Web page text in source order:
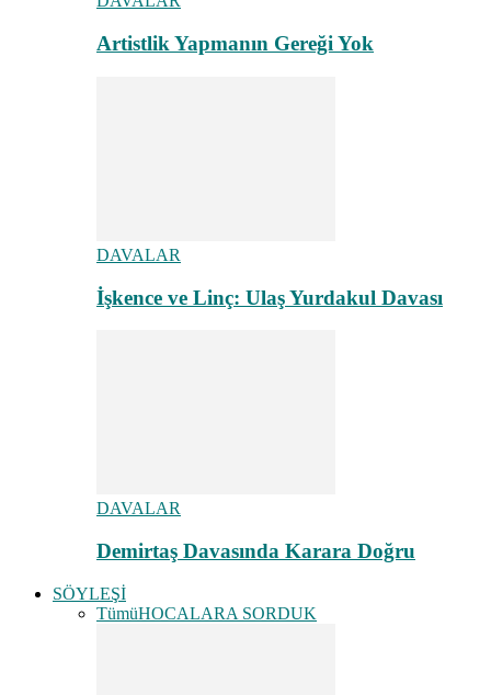
Artistlik Yapmanın Gereği Yok
DAVALAR
İşkence ve Linç: Ulaş Yurdakul Davası
DAVALAR
Demirtaş Davasında Karara Doğru
SÖYLEŞİ
TümüHOCALARA SORDUK